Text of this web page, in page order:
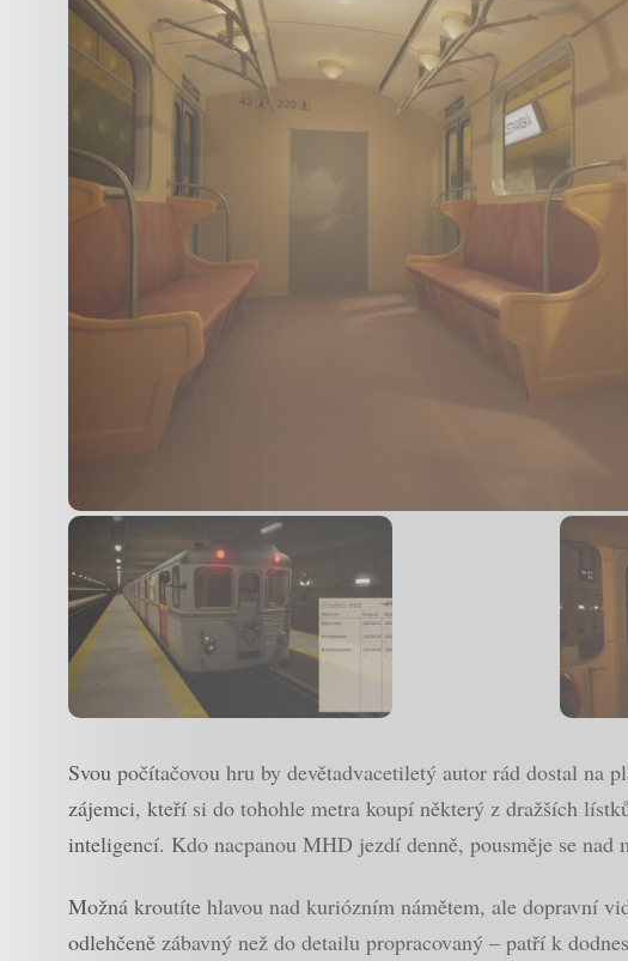
Svou počítačovou hru by devětadvacetiletý autor rád dostal na
zájemci, kteří si do tohohle metra koupí některý z dražších
inteligencí. Kdo nacpanou MHD jezdí denně, pousměje se nad
Možná kroutíte hlavou nad kuriózním námětem, ale dopravní
odlehčeně zábavný než do detailu propracovaný – patří k